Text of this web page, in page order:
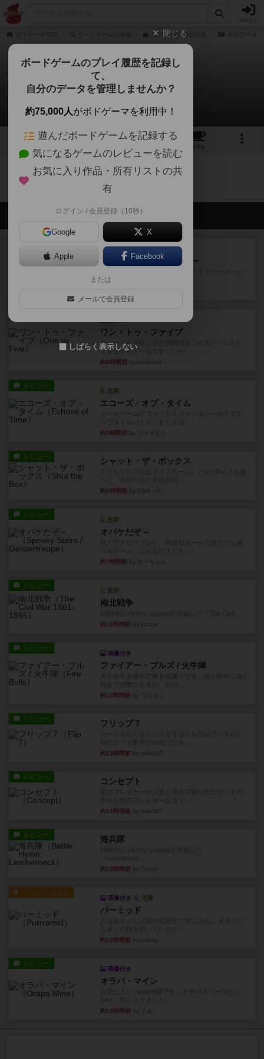
ログイン
ボドゲーマTOP 四国の通販/商品詳細
四国
0件のリプレイ日記
1 7
カフェ
四国のトップに戻る
会員の新しい投稿
アンダー・ザ・テーブラー
してのレビューです。正体隠...
ワン・トゥ・ファイブ
とにかくお手軽にすき間時間をうめるゲームとし
て重宝するゲームです。いわ...
約2時間前 by nabekoh
レビュー
充実
エコーズ・オブ・タイム
約5時間前 by ジェイとと
レビュー シャット・ザ・ボックス
約6時間前 by OSAっち
レビュー
充実
オバケだぞ～
約7時間前 by おーちゃん
レビュー
充実
南北戦争
約11時間前 by Chaco
レビュー
画像付き
ファイアー・ブルズ / 火牛陣
約13時間前 by うらまこ
レビュー フリップ７
約13時間前 by mob567
レビュー コンセプト
約13時間前 by mob567
レビュー 海兵隊
約13時間前 by Chaco
ルール/インスト
画像付き 充実
パーミッド
約13時間前 by jurong
レビュー
画像付き
オラパ・マイン
約14時間前 by くみ
閉じる
ボードゲームのプレイ履歴を記録し
て、
自分のデータを管理しませんか？
約75,000人がボドゲーマを利用中！
遊んだボードゲームを記録する
気になるゲームのレビューを読む
お気に入り作品・所有リストの共
有
ログイン / 会員登録（10秒）
Google X
Apple Facebook
または
メールで会員登録
しばらく表示しない